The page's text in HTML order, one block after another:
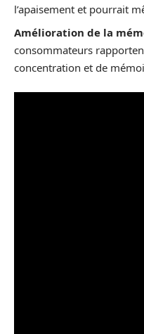
l’apaisement et pourrait
Amélioration de la
consommateurs
concentration et de